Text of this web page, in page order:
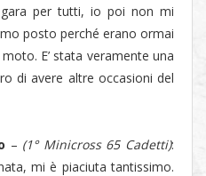
gara per tutti, io poi non mi
posto perché erano ormai
E’ stata veramente una
di avere altre occasioni del
– (1° Minicross 65 Cadetti):
mi è piaciuta tantissimo.